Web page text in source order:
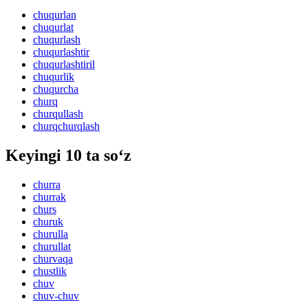
chuqurlan
chuqurlat
chuqurlash
chuqurlashtir
chuqurlashtiril
chuqurlik
chuqurcha
churq
churqullash
churqchurqlash
Keyingi 10 ta so‘z
churra
churrak
churs
churuk
churulla
churullat
churvaqa
chustlik
chuv
chuv-chuv